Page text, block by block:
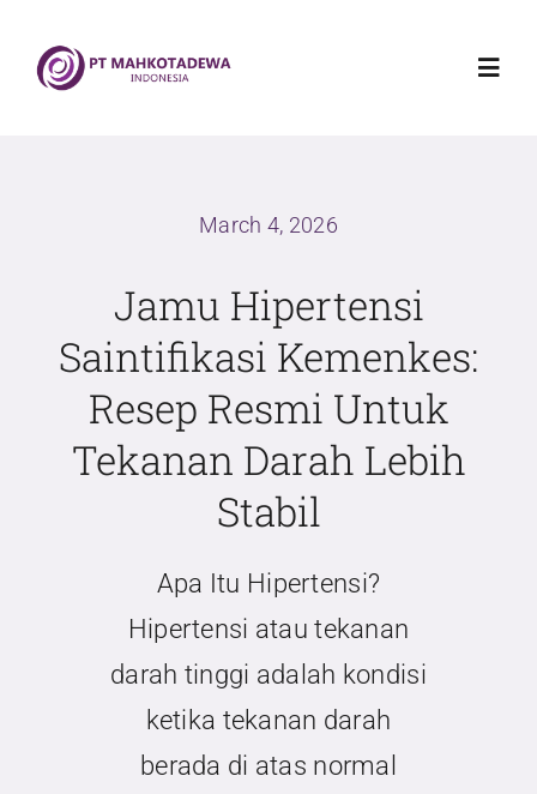
content
Griya Sehat Mahkotadewa
Produk
March 4, 2026
Jamu Hipertensi
Saintifikasi Kemenkes:
Resep Resmi Untuk
Tekanan Darah Lebih
Stabil
Apa Itu Hipertensi?
Hipertensi atau tekanan
darah tinggi adalah kondisi
ketika tekanan darah
berada di atas normal